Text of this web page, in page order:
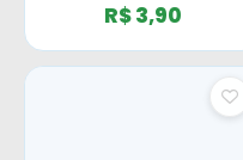
R$ 3,90